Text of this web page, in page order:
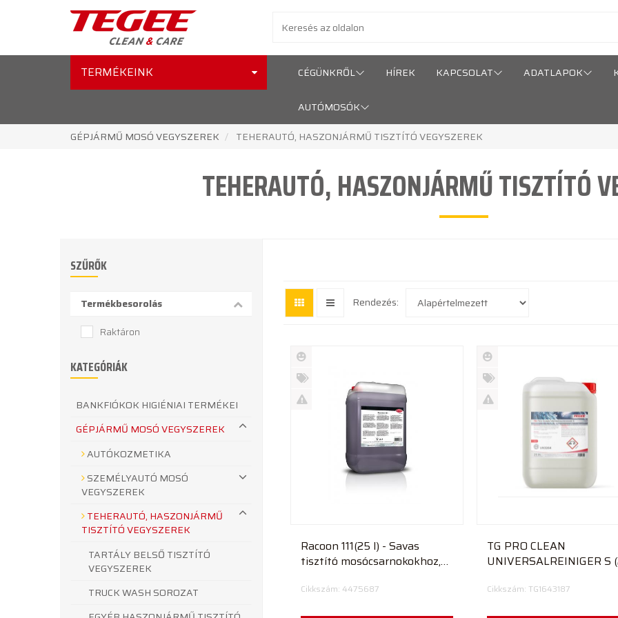
TERMÉKEINK CÉGÜNKRŐL HÍREK KAPCSOLAT ADATLAPOK
AUTÓMOSÓK
GÉPJÁRMŰ MOSÓ VEGYSZEREK
TEHERAUTÓ, HASZONJÁRMŰ TISZTÍTÓ VEGYSZEREK
TEHERAUTÓ, HASZONJÁRMŰ TISZTÍTÓ
SZŰRŐK
Termékbesorolás
Raktáron
KATEGÓRIÁK
BANKFIÓKOK HIGIÉNIAI TERMÉKEI
GÉPJÁRMŰ MOSÓ VEGYSZEREK
AUTÓKOZMETIKA
SZEMÉLYAUTÓ MOSÓ
VEGYSZEREK
TEHERAUTÓ, HASZONJÁRMŰ
TISZTÍTÓ VEGYSZEREK
TARTÁLY BELSŐ TISZTÍTÓ
VEGYSZEREK
TRUCK WASH SOROZAT
Rendezés:
Új
termék
%
Racoon 111(25 l) - Savas
tisztító mosócsarnokokhoz,
Cikkszám: 4475687
Új
termék
%
TG PRO CLEAN
UNIVERSALREINIGER S
Cikkszám: TG1643187